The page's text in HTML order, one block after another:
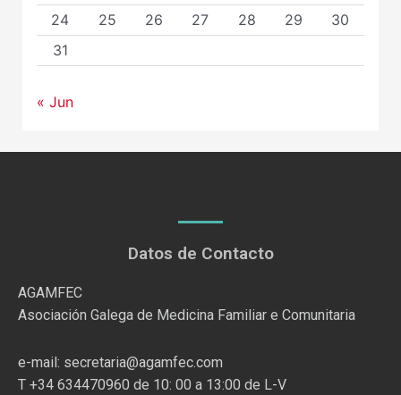
24
25 26 27 28 29
30
31
« Jun
Datos de Contacto
AGAMFEC
Asociación Galega de Medicina Familiar e Comunitaria
e-mail: secretaria@agamfec.com
T +34 634470960 de 10: 00 a 13:00 de L-V